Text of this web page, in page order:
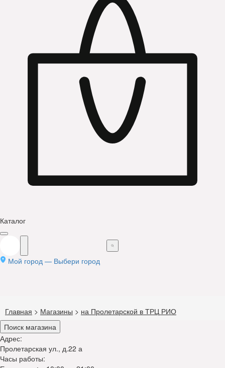
Каталог
Мой город — Выбери город
Главная > Магазины > на Пролетарской в ТРЦ РИО
Поиск магазина
Адрес:
Пролетарская ул., д.22 а
Часы работы: